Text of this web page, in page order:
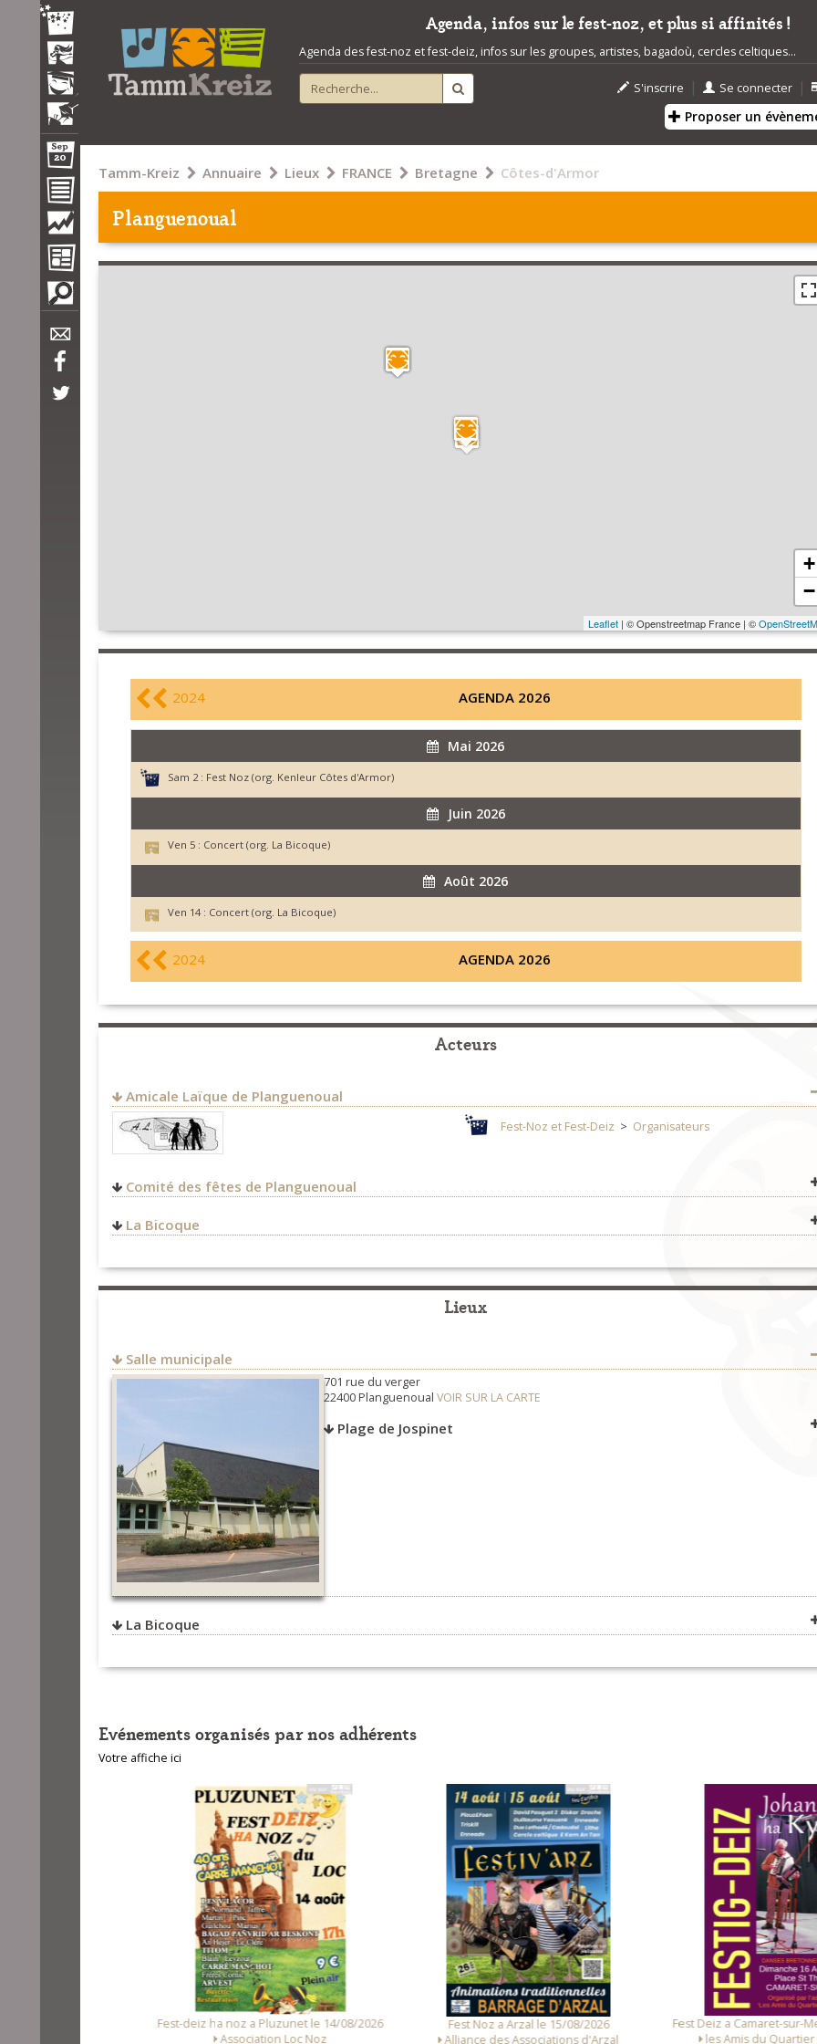
Agenda, infos sur le fest-noz, et plus si affinités !
Agenda des fest-noz et fest-deiz, infos sur les groupes, artistes, bagadoù, cercles celtiques...
S'inscrire | Se connecter |
Proposer un
Tamm-Kreiz Annuaire Lieux FRANCE Bretagne Côtes-d'Armor
Planguenoual
+
−
Leaflet| © Openstreetmap France | ©
2024 AGENDA 2026
Mai 2026
Sam 2 : Fest Noz (org. Kenleur Côtes d'Armor)
Juin 2026
Ven 5 : Concert (org. La Bicoque)
Août 2026
Ven 14 : Concert (org. La Bicoque)
2024 AGENDA 2026
Acteurs
Amicale Laïque de Planguenoual
Fest-Noz et Fest-Deiz > Organisateurs
Comité des fêtes de Planguenoual
La Bicoque
22400Planguenoual
FRANCE
Lieux
Salle municipale
701 rue du verger
22400 PlanguenoualVOIR SUR LA CARTE
Plage de Jospinet
La Bicoque
Evénements organisés par nos adhérents
Votre affiche ici
Fest-deiz ha noz a Pluzunet le 14/08/2026
Association Loc Noz
Fest Noz a Arzal le 15/08/2026
Alliance des Associations d'Arzal
Fest Deiz a Camaret-sur-Mer le
les Amis du Quartier St